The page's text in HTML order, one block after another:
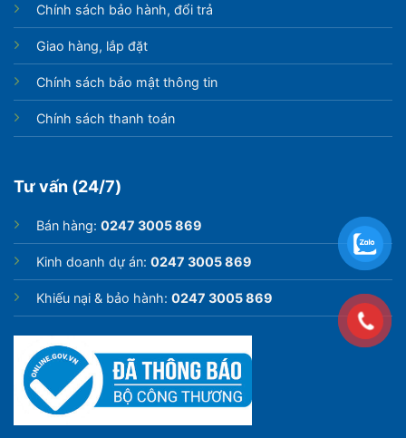
Chính sách bảo hành, đổi trả
Giao hàng, lắp đặt
Chính sách bảo mật thông tin
Chính sách thanh toán
Tư vấn (24/7)
Bán hàng: 0247 3005 869
Kinh doanh dự án: 0247 3005 869
Khiếu nại & bảo hành: 0247 3005 869